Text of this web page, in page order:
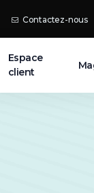
Contactez-nous
Espace
client